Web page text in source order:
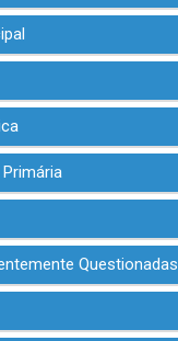
Questionadas